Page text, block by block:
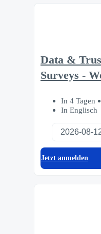
Data &
Surveys -
In 4 Tagen
In Englisch
Jetzt anmelden